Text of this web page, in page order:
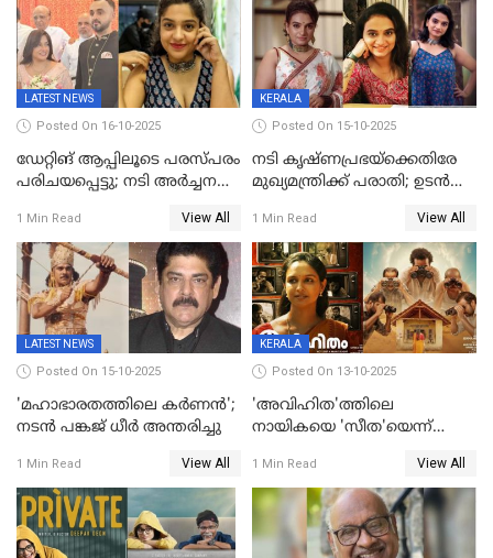
LATEST NEWS
Posted On 16-10-2025
ഡേറ്റിങ് ആപ്പിലൂടെ പരസ്പരം
പരിചയപ്പെട്ടു; നടി അർച്ചന
1 Min Read View All
KERALA
Posted On 15-10-2025
നടി കൃഷ്ണപ്രഭയ്‌ക്കെതിരേ
മുഖ്യമന്ത്രിക്ക് പരാതി; ഉടൻ
പരാതിയിൽ
1 Min Read View All
LATEST NEWS
Posted On 15-10-2025
'മഹാഭാരതത്തിലെ കർണന്‍';
നടൻ പങ്കജ് ധീർ അന്തരിച്ചു
1 Min Read View All
KERALA
Posted On 13-10-2025
'അവിഹിത'ത്തിലെ
നായികയെ 'സീത'യെന്ന്
ബോർഡ്
1 Min Read View All